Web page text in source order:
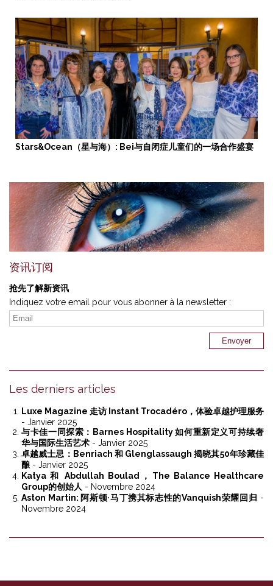
Stars&Ocean（星与海）: Bei与自闭症儿童们的一场合作盛宴
资讯订阅
抢先了解新资讯
Indiquez votre email pour vous abonner à la newsletter :
Les derniers articles
Luxe Magazine 走访 Instant Trocadéro，体验卓越护理服务
- Janvier 2025
与卡佳一同探索：Barnes Hospitality 如何重新定义可持续奢
华与国际生活艺术 - Janvier 2025
卓越威士忌：Benriach 和 Glenglassaugh 揭晓其50年珍藏佳
酿 - Janvier 2025
Katya 和 Abdullah Boulad，The Balance Healthcare
Group的创始人 - Novembre 2024
Aston Martin: 阿斯顿·马丁携其标志性的Vanquish荣耀回归 -
Novembre 2024